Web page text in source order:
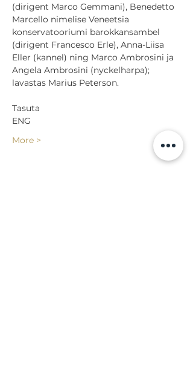
(dirigent Marco Gemmani), Benedetto
Marcello nimelise Veneetsia
konservatooriumi barokkansambel
(dirigent Francesco Erle), Anna-Liisa
Eller (kannel) ning Marco Ambrosini ja
Angela Ambrosini (nyckelharpa);
Tasuta
ENG
More >